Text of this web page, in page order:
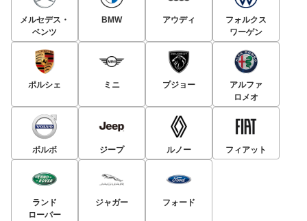
メルセデス・
ベンツ
BMW アウディ
フォルクス
ワーゲン
ポルシェ ミニ プジョー
アルファ
ロメオ
ボルボ ジープ ルノー フィアット
ランド
ローバー
ジャガー フォード